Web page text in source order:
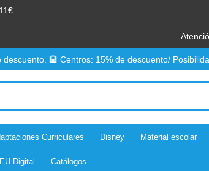
🏨 Centros: 15% de descuento/
Curriculares Disney Material escolar
Digital Catálogos